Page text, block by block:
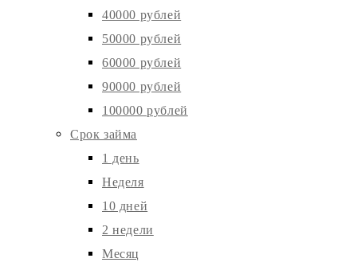
40000 рублей
50000 рублей
60000 рублей
90000 рублей
100000 рублей
Срок займа
1 день
Неделя
10 дней
2 недели
Месяц